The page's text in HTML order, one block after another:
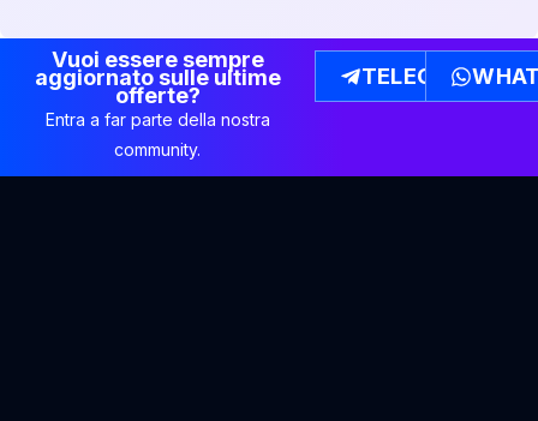
Vuoi essere sempre
aggiornato sulle ultime
offerte?
Entra a far parte della nostra
community.
TELEGRAM